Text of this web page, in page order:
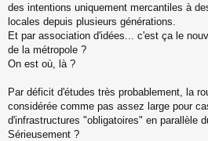
des intentions uniquement mercantiles à
locales depuis plusieurs générations.
Et par association d'idées... c'est ça le
de la métropole ?
On est où, là ?
Par déficit d'études très probablement, la
considérée comme pas assez large pour
d'infrastructures "obligatoires" en parallèle
Sérieusement ?